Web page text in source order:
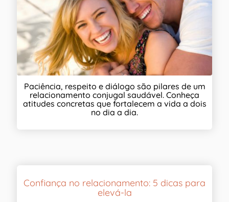
Paciência, respeito e diálogo são pilares de um
relacionamento conjugal saudável. Conheça
atitudes concretas que fortalecem a vida a dois
no dia a dia.
Confiança no relacionamento: 5 dicas para
elevá-la